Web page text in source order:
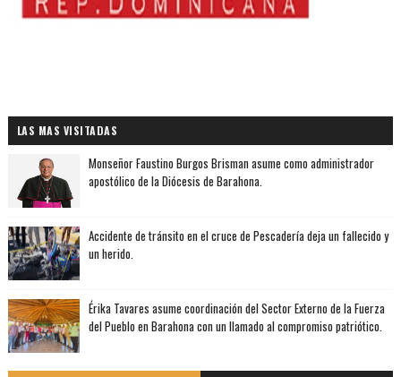
LAS MAS VISITADAS
Monseñor Faustino Burgos Brisman asume como administrador
apostólico de la Diócesis de Barahona.
Accidente de tránsito en el cruce de Pescadería deja un fallecido y
un herido.
Érika Tavares asume coordinación del Sector Externo de la Fuerza
del Pueblo en Barahona con un llamado al compromiso patriótico.